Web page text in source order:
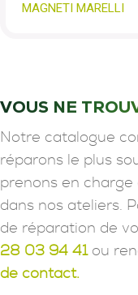
MAGNETI MARELLI
VOUS NE
Notre catalogue
réparons le plus
prenons en
dans nos ateliers.
de réparation de
28 03 94 41ou
de contact.